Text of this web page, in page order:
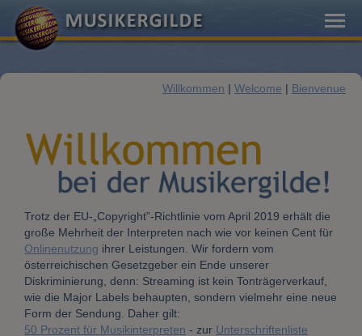
Willkommen | Welcome | Bienvenue
Trotz der EU-„Copyright”-Richtlinie vom April 2019 erhält die
große Mehrheit der Interpreten nach wie vor keinen Cent für
Onlinenutzung ihrer Leistungen. Wir fordern vom
österreichischen Gesetzgeber ein Ende unserer
Diskriminierung, denn: Streaming ist kein Tonträgerverkauf,
wie die Major Labels behaupten, sondern vielmehr eine neue
Form der Sendung. Daher gilt:
50 Prozent für Musikinterpreten - zur Unterschriftenliste